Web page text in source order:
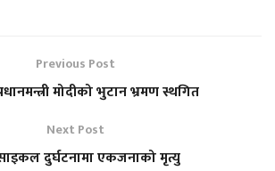
Previous Post
मोदीको भुटान भ्रमण स्थगित
Next Post
दुर्घटनामा एकजनाको मृत्यु